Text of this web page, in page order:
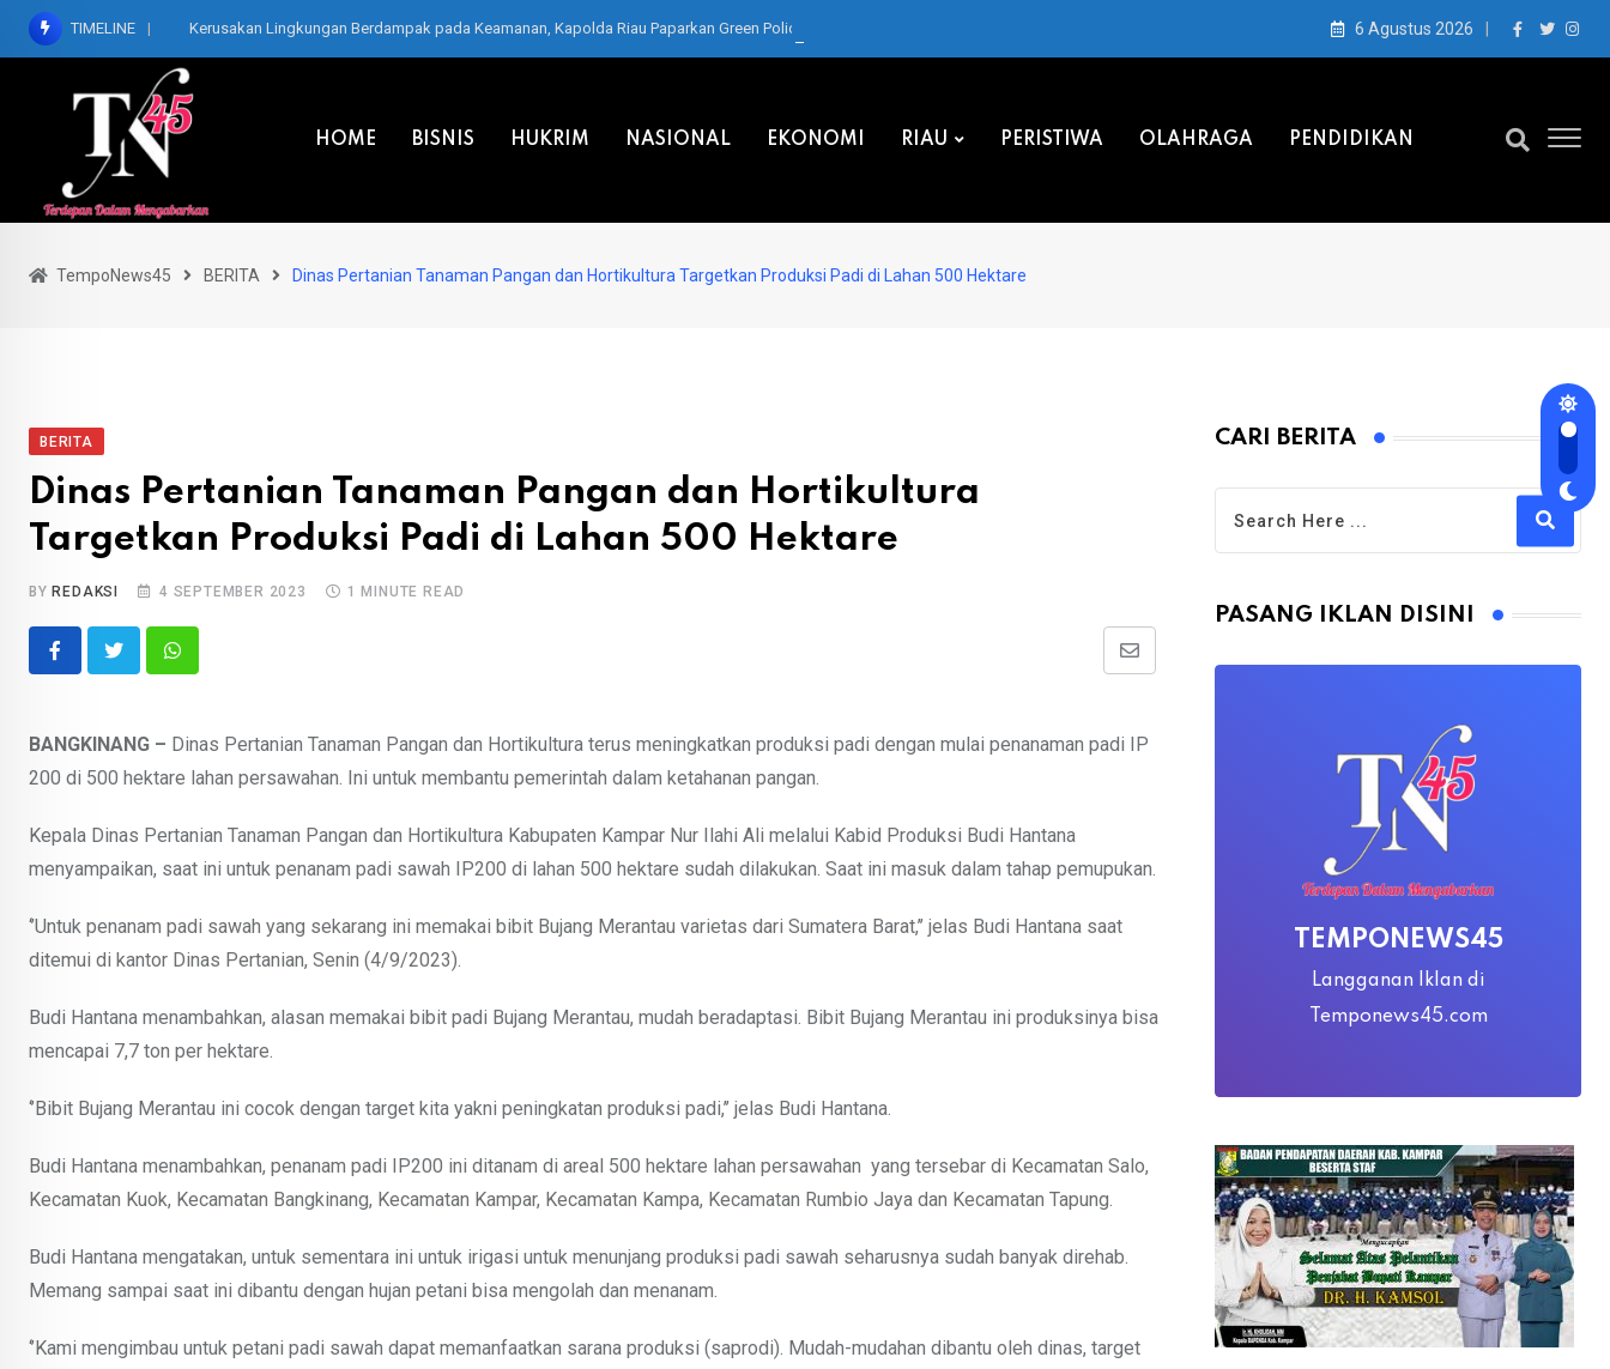
Skip
TIMELINE Kerusakan Lingkungan Berdampak pada Keamanan, Kapolda Riau Paparkan Green Policing di Forum IMT-GT 6 Agustus 2026
HOME BISNIS HUKRIM NASIONAL EKONOMI RIAU PERISTIWA OLAHRAGA PENDIDIKAN
TempoNews45 BERITA Dinas Pertanian Tanaman Pangan dan Hortikultura Targetkan Produksi Padi di Lahan 500 Hektare
BERITA
Dinas Pertanian Tanaman Pangan dan Hortikultura
Targetkan Produksi Padi di Lahan 500 Hektare
BY REDAKSI 4 SEPTEMBER 2023 1 MINUTE READ
Whatsapp
Share
Email
BANGKINANG – Dinas Pertanian Tanaman Pangan dan Hortikultura terus meningkatkan produksi padi dengan mulai penanaman padi IP
200 di 500 hektare lahan persawahan. Ini untuk membantu pemerintah dalam ketahanan pangan.
Kepala Dinas Pertanian Tanaman Pangan dan Hortikultura Kabupaten Kampar Nur Ilahi Ali melalui Kabid Produksi Budi Hantana
menyampaikan, saat ini untuk penanam padi sawah IP200 di lahan 500 hektare sudah dilakukan. Saat ini masuk dalam tahap pemupukan.
‘’Untuk penanam padi sawah yang sekarang ini memakai bibit Bujang Merantau varietas dari Sumatera Barat,’’ jelas Budi Hantana saat
ditemui di kantor Dinas Pertanian, Senin (4/9/2023).
Budi Hantana menambahkan, alasan memakai bibit padi Bujang Merantau, mudah beradaptasi. Bibit Bujang Merantau ini produksinya bisa
mencapai 7,7 ton per hektare.
‘’Bibit Bujang Merantau ini cocok dengan target kita yakni peningkatan produksi padi,’’ jelas Budi Hantana.
Budi Hantana menambahkan, penanam padi IP200 ini ditanam di areal 500 hektare lahan persawahan yang tersebar di Kecamatan Salo,
Kecamatan Kuok, Kecamatan Bangkinang, Kecamatan Kampar, Kecamatan Kampa, Kecamatan Rumbio Jaya dan Kecamatan Tapung.
Budi Hantana mengatakan, untuk sementara ini untuk irigasi untuk menunjang produksi padi sawah seharusnya sudah banyak direhab.
Memang sampai saat ini dibantu dengan hujan petani bisa mengolah dan menanam.
‘’Kami mengimbau untuk petani padi sawah dapat memanfaatkan sarana produksi (saprodi). Mudah-mudahan dibantu oleh dinas, target
CARI BERITA
PASANG IKLAN DISINI
TEMPONEWS45
Langganan Iklan di
Temponews45.com